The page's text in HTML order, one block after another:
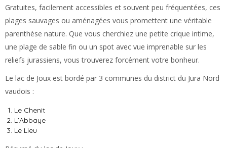
Gratuites, facilement accessibles et souvent peu fréquentées, ces
plages sauvages ou aménagées vous promettent une véritable
parenthèse nature. Que vous cherchiez une petite crique intime,
une plage de sable fin ou un spot avec vue imprenable sur les
reliefs jurassiens, vous trouverez forcément votre bonheur.
Le lac de Joux est bordé par 3 communes du district du Jura Nord
vaudois :
Le Chenit
L’Abbaye
Le Lieu